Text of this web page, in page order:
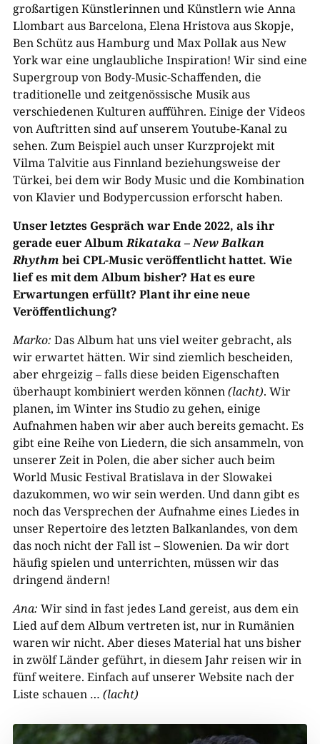
großartigen Künstlerinnen und Künstlern wie Anna
Llombart aus Barcelona, Elena Hristova aus Skopje,
Ben Schütz aus Hamburg und Max Pollak aus New
York war eine unglaubliche Inspiration! Wir sind eine
Supergroup von Body-Music-Schaffenden, die
traditionelle und zeitgenössische Musik aus
verschiedenen Kulturen aufführen. Einige der Videos
von Auftritten sind auf unserem Youtube-Kanal zu
sehen. Zum Beispiel auch unser Kurzprojekt mit
Vilma Talvitie aus Finnland beziehungsweise der
Türkei, bei dem wir Body Music und die Kombination
von Klavier und Bodypercussion erforscht haben.
Unser letztes Gesprächwar Ende 2022, als ihr
gerade euer AlbumRikataka – New Balkan
Rhythm bei CPL-Music veröffentlicht hattet. Wie
lief es mit dem Album bisher? Hat es eure
Erwartungen erfüllt? Plant ihr eine neue
Veröffentlichung?
Marko: Das Album hat uns viel weiter gebracht, als
wir erwartet hätten. Wir sind ziemlich bescheiden,
aber ehrgeizig – falls diese beiden Eigenschaften
überhaupt kombiniert werden können(lacht). Wir
planen, im Winter ins Studio zu gehen, einige
Aufnahmen haben wir aber auch bereits gemacht. Es
gibt eine Reihe von Liedern, die sich ansammeln, von
unserer Zeit in Polen, die aber sicher auch beim
World Music Festival Bratislava in der Slowakei
dazukommen, wo wir sein werden. Und dann gibt es
noch das Versprechen der Aufnahme eines Liedes in
unser Repertoire des letzten Balkanlandes, von dem
das noch nicht der Fall ist – Slowenien. Da wir dort
häufig spielen und unterrichten, müssen wir das
dringend ändern!
Ana: Wir sind in fast jedes Land gereist, aus dem ein
Lied auf dem Album vertreten ist, nur in Rumänien
waren wir nicht. Aber dieses Material hat uns bisher
in zwölf Länder geführt, in diesem Jahr reisen wir in
fünf weitere. Einfach auf unserer Website nach der
Liste schauen … (lacht)